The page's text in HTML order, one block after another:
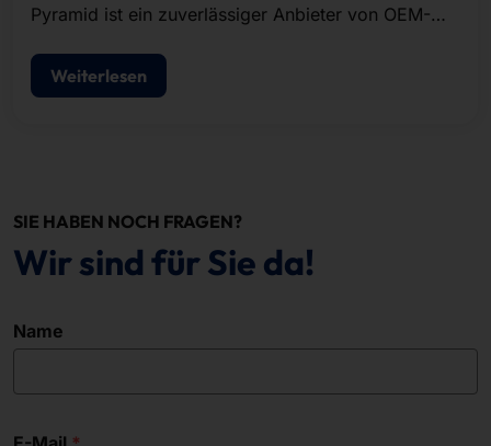
Pyramid ist ein zuverlässiger Anbieter von OEM-
Weiterlesen
SIE HABEN NOCH FRAGEN?
Wir sind für Sie da!
Name